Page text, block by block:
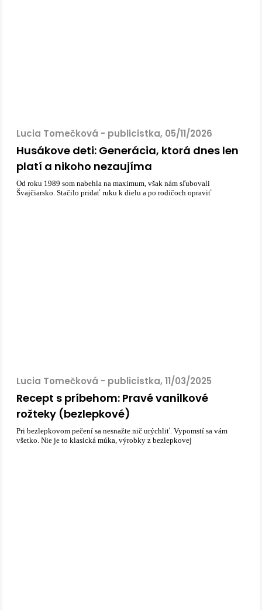
Lucia Tomečková - publicistka, 05/11/2026
Husákove deti: Generácia, ktorá dnes len
platí a nikoho nezaujíma
Od roku 1989 som nabehla na maximum, však nám sľubovali
Švajčiarsko. Stačilo pridať ruku k dielu a po rodičoch opraviť
Lucia Tomečková - publicistka, 11/03/2025
Recept s príbehom: Pravé vanilkové
rožteky (bezlepkové)
Pri bezlepkovom pečení sa nesnažte nič urýchliť. Vypomstí sa vám
všetko. Nie je to klasická múka, výrobky z bezlepkovej